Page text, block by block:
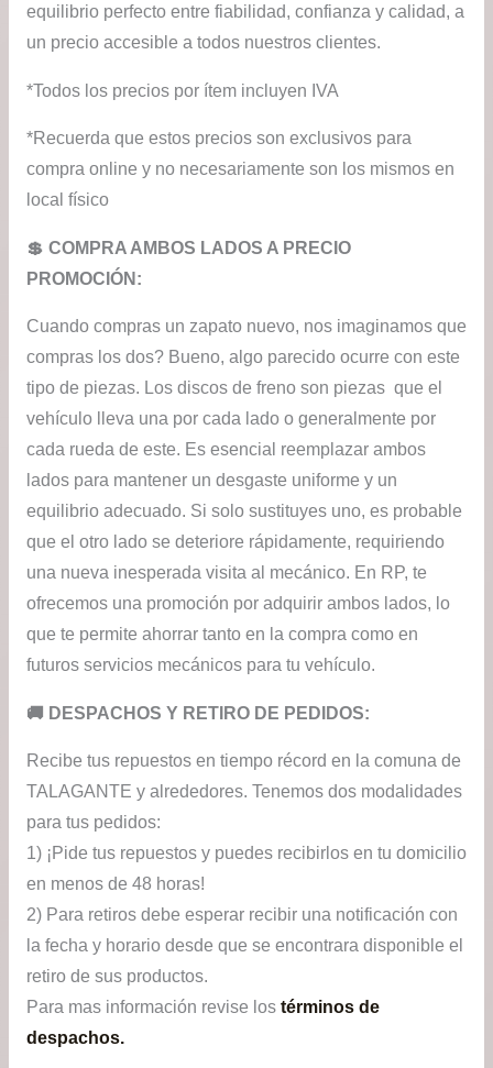
equilibrio perfecto entre fiabilidad, confianza y calidad, a
un precio accesible a todos nuestros clientes.
*Todos los precios por ítem incluyen IVA
*Recuerda que estos precios son exclusivos para
compra online y no necesariamente son los mismos en
local físico
💲​ COMPRA AMBOS LADOS A PRECIO
PROMOCIÓN:
Cuando compras un zapato nuevo, nos imaginamos que
compras los dos? Bueno, algo parecido ocurre con este
tipo de piezas. Los discos de freno son piezas que el
vehículo lleva una por cada lado o generalmente por
cada rueda de este. Es esencial reemplazar ambos
lados para mantener un desgaste uniforme y un
equilibrio adecuado. Si solo sustituyes uno, es probable
que el otro lado se deteriore rápidamente, requiriendo
una nueva inesperada visita al mecánico. En RP, te
ofrecemos una promoción por adquirir ambos lados, lo
que te permite ahorrar tanto en la compra como en
futuros servicios mecánicos para tu vehículo.
​🚚​ DESPACHOS Y RETIRO DE PEDIDOS:
Recibe tus repuestos en tiempo récord en la comuna de
TALAGANTE y alrededores. Tenemos dos modalidades
para tus pedidos:
1) ¡Pide tus repuestos y puedes recibirlos en tu domicilio
en menos de 48 horas!
2) Para retiros debe esperar recibir una notificación con
la fecha y horario desde que se encontrara disponible el
retiro de sus productos.
Para mas información revise los términos de
despachos.